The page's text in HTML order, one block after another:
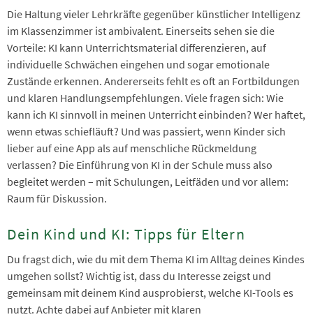
Die Haltung vieler Lehrkräfte gegenüber künstlicher Intelligenz
im Klassenzimmer ist ambivalent. Einerseits sehen sie die
Vorteile: KI kann Unterrichtsmaterial differenzieren, auf
individuelle Schwächen eingehen und sogar emotionale
Zustände erkennen. Andererseits fehlt es oft an Fortbildungen
und klaren Handlungsempfehlungen. Viele fragen sich: Wie
kann ich KI sinnvoll in meinen Unterricht einbinden? Wer haftet,
wenn etwas schiefläuft? Und was passiert, wenn Kinder sich
lieber auf eine App als auf menschliche Rückmeldung
verlassen? Die Einführung von KI in der Schule muss also
begleitet werden – mit Schulungen, Leitfäden und vor allem:
Raum für Diskussion.
Dein Kind und KI: Tipps für Eltern
Du fragst dich, wie du mit dem Thema KI im Alltag deines Kindes
umgehen sollst? Wichtig ist, dass du Interesse zeigst und
gemeinsam mit deinem Kind ausprobierst, welche KI-Tools es
nutzt. Achte dabei auf Anbieter mit klaren